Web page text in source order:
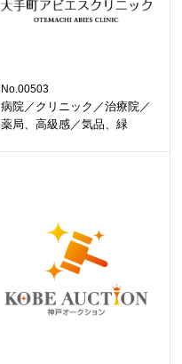
No.00503
病院／クリニック／治療院／
薬局、高級感／気品、緑